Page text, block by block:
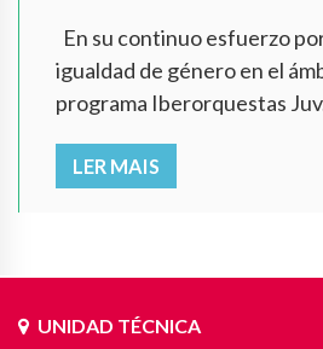
En su continuo esfuerzo
igualdad de género en el
programa Iberorquestas
LER MAIS
UNIDAD TÉCNICA